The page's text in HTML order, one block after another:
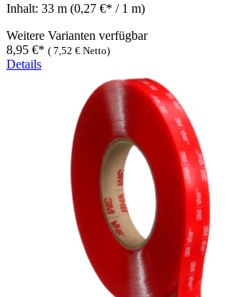
Inhalt: 33 m (0,27 €* / 1 m)
Weitere Varianten verfügbar
8,95 €* ( 7,52 € Netto)
Details